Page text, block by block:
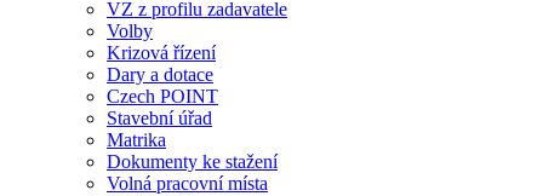
VZ z profilu zadavatele
Volby
Krizová řízení
Dary a dotace
Czech POINT
Stavební úřad
Matrika
Dokumenty ke stažení
Volná pracovní místa